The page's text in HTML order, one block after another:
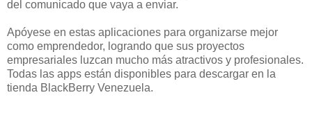
del comunicado que vaya a enviar.
Apóyese en estas aplicaciones para organizarse mejor
como emprendedor, logrando que sus proyectos
empresariales luzcan mucho más atractivos y profesionales.
Todas las apps están disponibles para descargar en la
tienda BlackBerry Venezuela.